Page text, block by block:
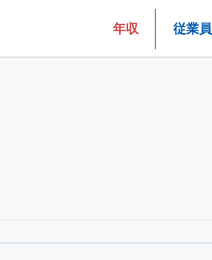
年収 従業員